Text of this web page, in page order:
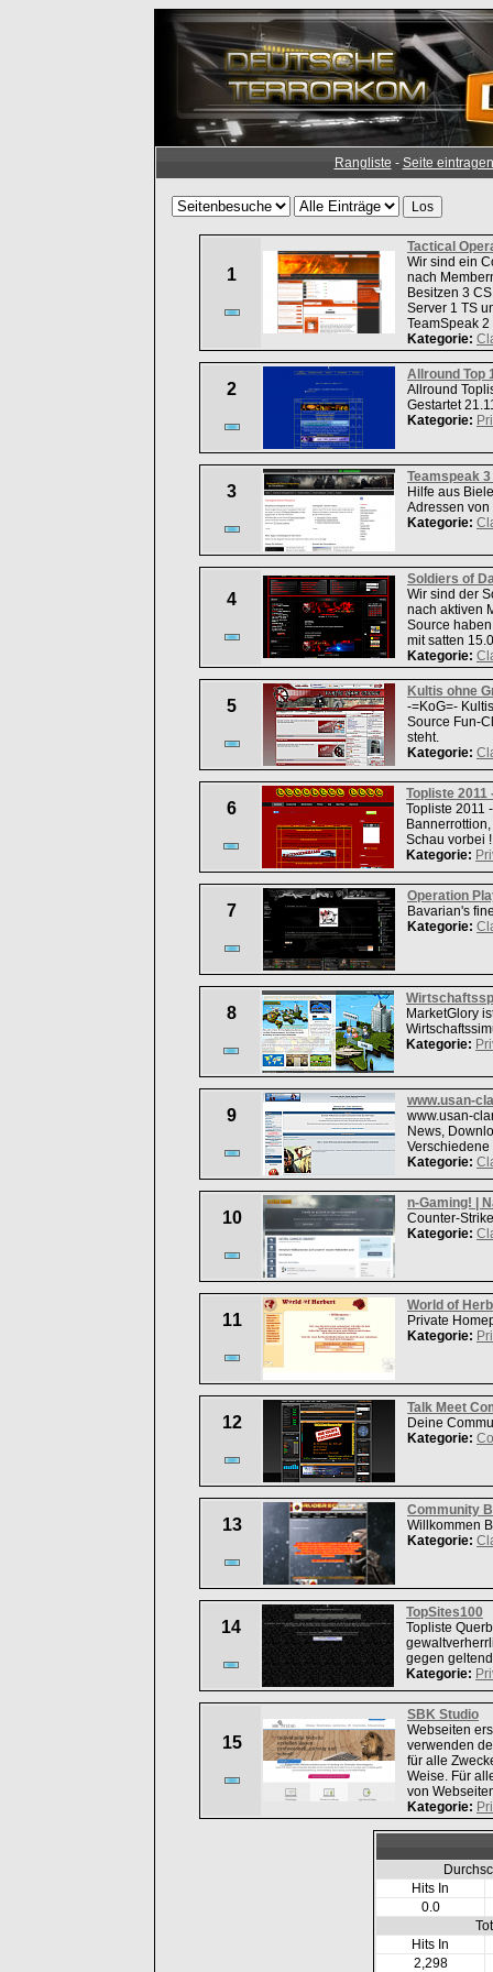
Rangliste - Seite eintragen
1
Tactical
Wir sind ein
nach
Besitzen 3
Server 1 TS
TeamSpeak
Kategorie:
2
Allround Top
Allround
Gestartet
Kategorie:
3
Teamspeak
Hilfe aus
Adressen
Kategorie:
4
Soldiers of
Wir sind der
nach aktiven
Source
mit satten
Kategorie:
5
Kultis ohne
-=KoG=-
Source Fun-
steht.
Kategorie:
6
Topliste 2011
Topliste 2011
Schau vorbei !
Kategorie:
7
Operation
Bavarian's
Kategorie:
8
MarketGlory
Kategorie:
9
www.usan-
www.usan-
News,
Kategorie:
10
n-Gaming! |
Counter-
Kategorie:
11
World of
Private
Kategorie:
12
Talk Meet
Deine
Kategorie:
13
Community
Willkommen
Kategorie:
14
TopSites100
Topliste
gegen
Kategorie:
15
SBK Studio
Webseiten
verwenden
für alle
Weise. Für
von
Kategorie:
Hits In
0.0
Hits In
2,298